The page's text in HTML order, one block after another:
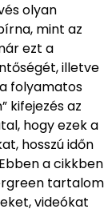
olyan
mint az
ezt a
illetve
folyamatos
kifejezés az
hogy ezek a
hosszú időn
a cikkben
tartalom
videókat